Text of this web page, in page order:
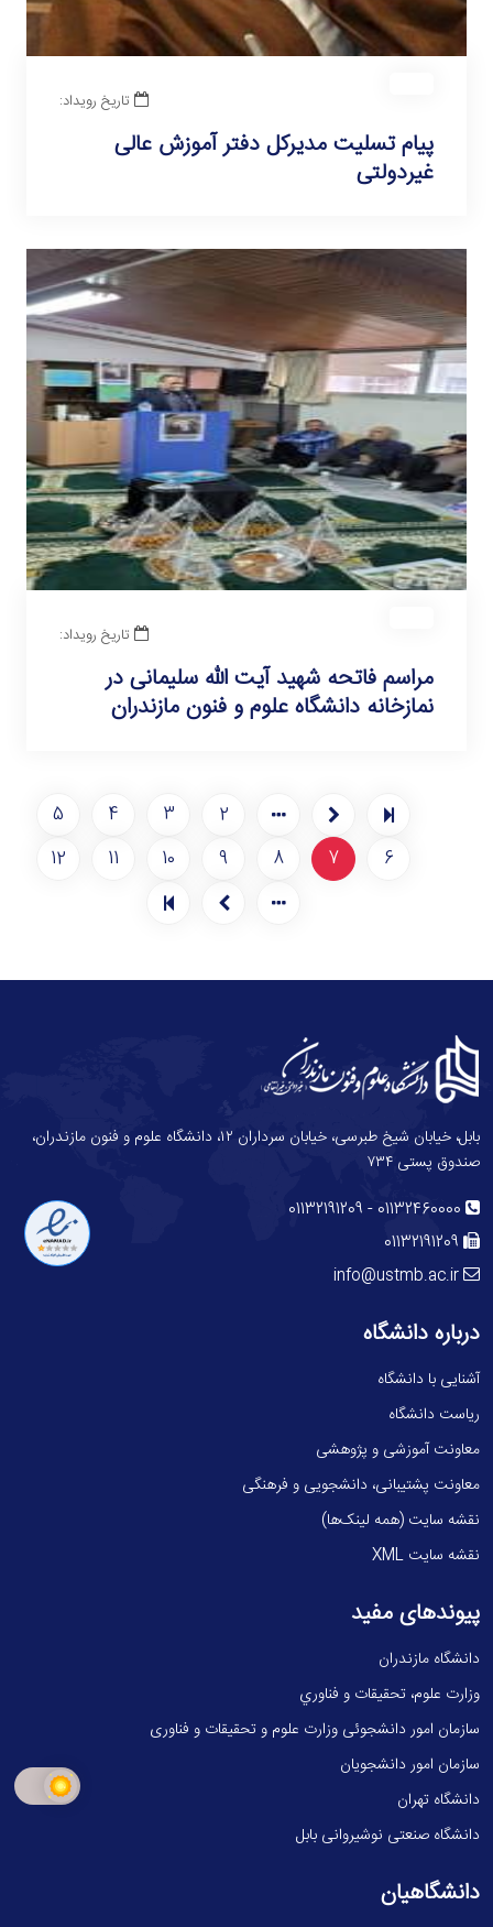
تاریخ رویداد:
پیام تسلیت مدیرکل دفتر آموزش عالی
غیردولتی
تاریخ رویداد:
مراسم فاتحه شهید آیت الله سلیمانی در
نمازخانه دانشگاه علوم و فنون مازندران
2
3
4
5
6
7
8
9
10
11
12
بابل، خیابان شیخ طبرسی، خیابان سرداران ۱۲، دانشگاه علوم و فنون مازندران،
صندوق پستی ۷۳۴
01132460000
-
01132191209
01132191209
info@ustmb.ac.ir
درباره دانشگاه
آشنایی با دانشگاه
ریاست دانشگاه
معاونت آموزشی و پژوهشی
معاونت پشتیبانی، دانشجویی و فرهنگی
نقشه سایت (همه لینک‌ها)
نقشه سایت XML
پیوندهای مفید
دانشگاه مازندران
وزارت علوم، تحقيقات و فناوري
سازمان امور دانشجوئی وزارت علوم و تحقیقات و فناوری
سازمان امور دانشجویان
دانشگاه تهران
دانشگاه صنعتی نوشیروانی بابل
دانشگاهیان